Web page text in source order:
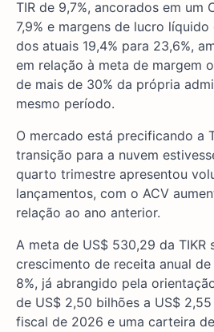
TIR de 9,7%, ancorados em um
7,9% e margens de lucro líquido
dos atuais 19,4% para 23,6%,
em relação à meta de margem
de mais de 30% da própria
mesmo período.
O mercado está precificando a
transição para a nuvem
quarto trimestre apresentou
lançamentos, com o ACV
relação ao ano anterior.
A meta de US$ 530,29 da TIKR
crescimento de receita anual
8%, já abrangido pela
de US$ 2,50 bilhões a US$
fiscal de 2026 e uma carteira